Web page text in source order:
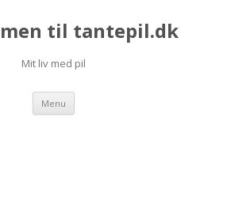
til tantepil.dk
Mit liv med pil
Menu Videre til indhold